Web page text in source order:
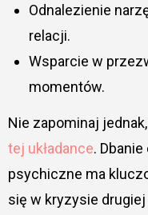
Odnalezienie
relacji.
Wsparcie w
momentów.
Nie zapominaj
tej układance.
psychiczne ma
się w kryzysie